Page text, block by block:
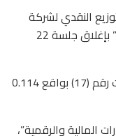
النقدي لشركة
“إي فاينانس للاستثمارات المالية والرقمية” بإغلاق جلسة 22
وتقرر توزيع كوبون اي فاينانس للاستثمارات رقم (17) بواقع 0.114
المالية والرقمية”،